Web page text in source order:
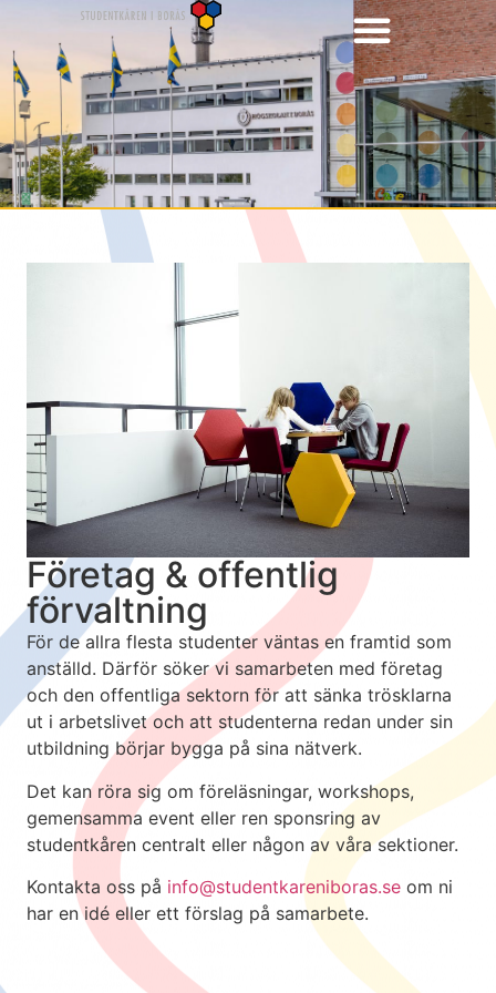
Företag & offentlig
förvaltning
För de allra flesta studenter väntas en framtid som
anställd. Därför söker vi samarbeten med företag
och den offentliga sektorn för att sänka trösklarna
ut i arbetslivet och att studenterna redan under sin
utbildning börjar bygga på sina nätverk.
Det kan röra sig om föreläsningar, workshops,
gemensamma event eller ren sponsring av
studentkåren centralt eller någon av våra sektioner.
Kontakta oss på info@studentkareniboras.se om ni
har en idé eller ett förslag på samarbete.